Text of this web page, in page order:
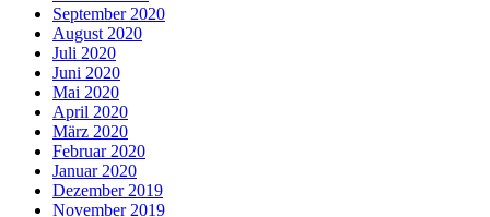
September 2020
August 2020
Juli 2020
Juni 2020
Mai 2020
April 2020
März 2020
Februar 2020
Januar 2020
Dezember 2019
November 2019